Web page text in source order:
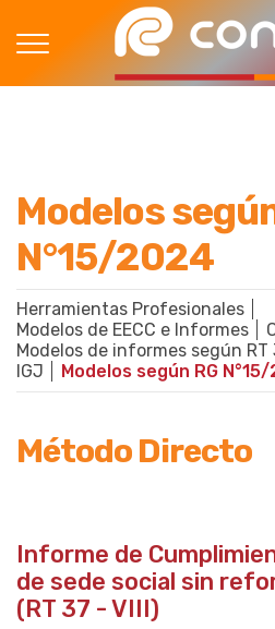
Modelos
N°15/2024
Herramientas Profesionales
Modelos de EECC e Informes
IGJ
Modelos según RG
Método Directo
Informe de
de sede social sin
(RT 37 - VIII)